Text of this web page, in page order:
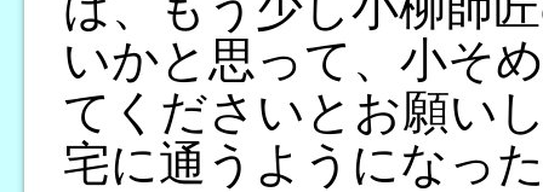
いかと思って、小そ
てくださいとお願い
宅に通うようになっ